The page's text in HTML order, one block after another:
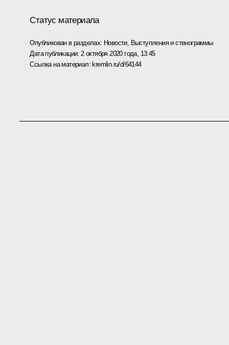
Статус материала
Опубликован в разделах: Новости, Выступления и стенограммы
Дата публикации: 2 октября 2020 года, 13:45
Ссылка на материал: kremlin.ru/d/64144